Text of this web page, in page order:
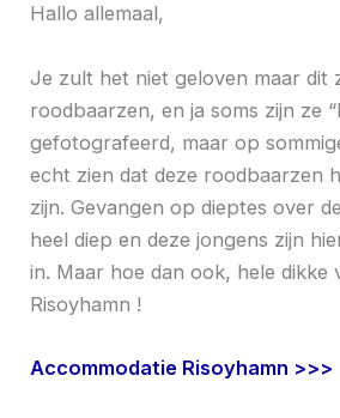
Hallo allemaal,
Je zult het niet geloven maar dit
roodbaarzen, en ja soms zijn ze
gefotografeerd, maar op
echt zien dat deze roodbaarzen
zijn. Gevangen op dieptes over
heel diep en deze jongens zijn
in. Maar hoe dan ook, hele dikke
Risoyhamn !
Accommodatie Risoyhamn >>>